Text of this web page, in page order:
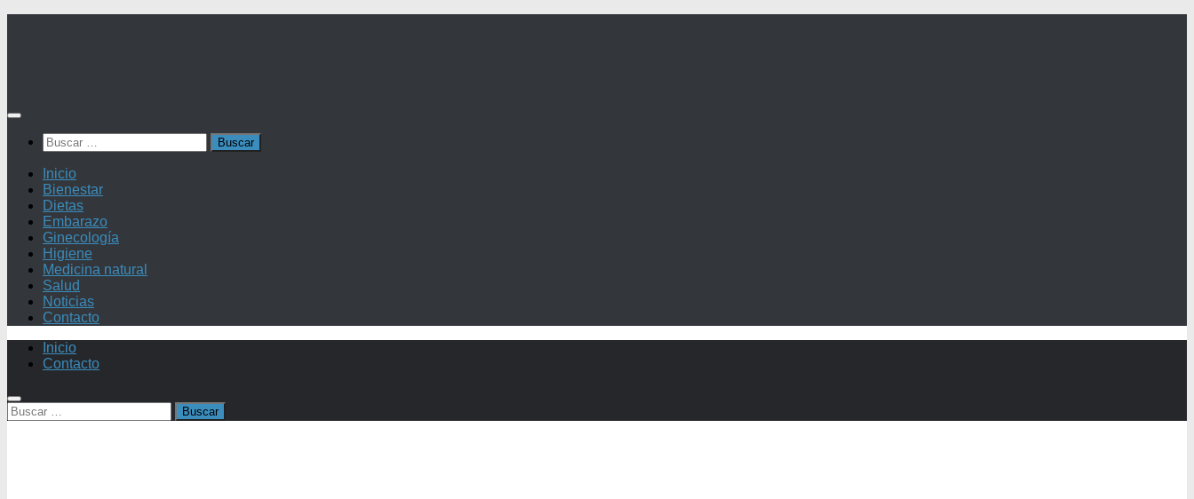
Buscar:
Inicio
Bienestar
Dietas
Embarazo
Ginecología
Higiene
Medicina natural
Salud
Noticias
Contacto
Inicio
Contacto
Buscar: